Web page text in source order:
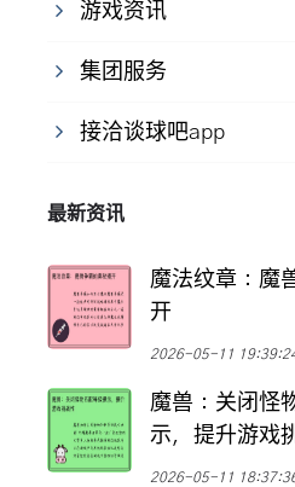
游戏资讯
集团服务
接洽谈球吧app
最新资讯
魔法纹章：魔
开
2026-05-11
魔兽：关闭怪
示，提升游戏
2026-05-11